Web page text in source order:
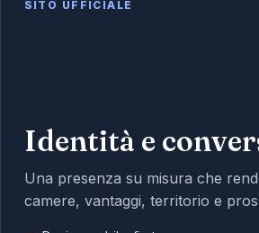
SITO UFFICIALE
Identità e
Una presenza su misura che
camere, vantaggi, territorio e